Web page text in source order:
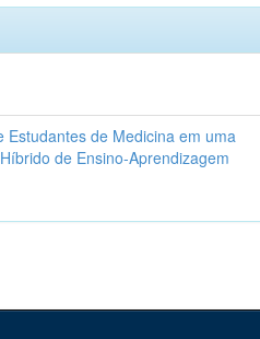
Estudantes de Medicina em uma
de Ensino-Aprendizagem